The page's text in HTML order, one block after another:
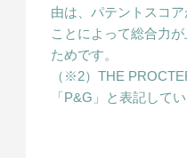
由は、パテントスコ
ことによって総合力
ためです。
（※2）THE
「P&G」と表記してい